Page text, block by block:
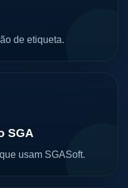
de etiqueta.
SGA
usam SGASoft.